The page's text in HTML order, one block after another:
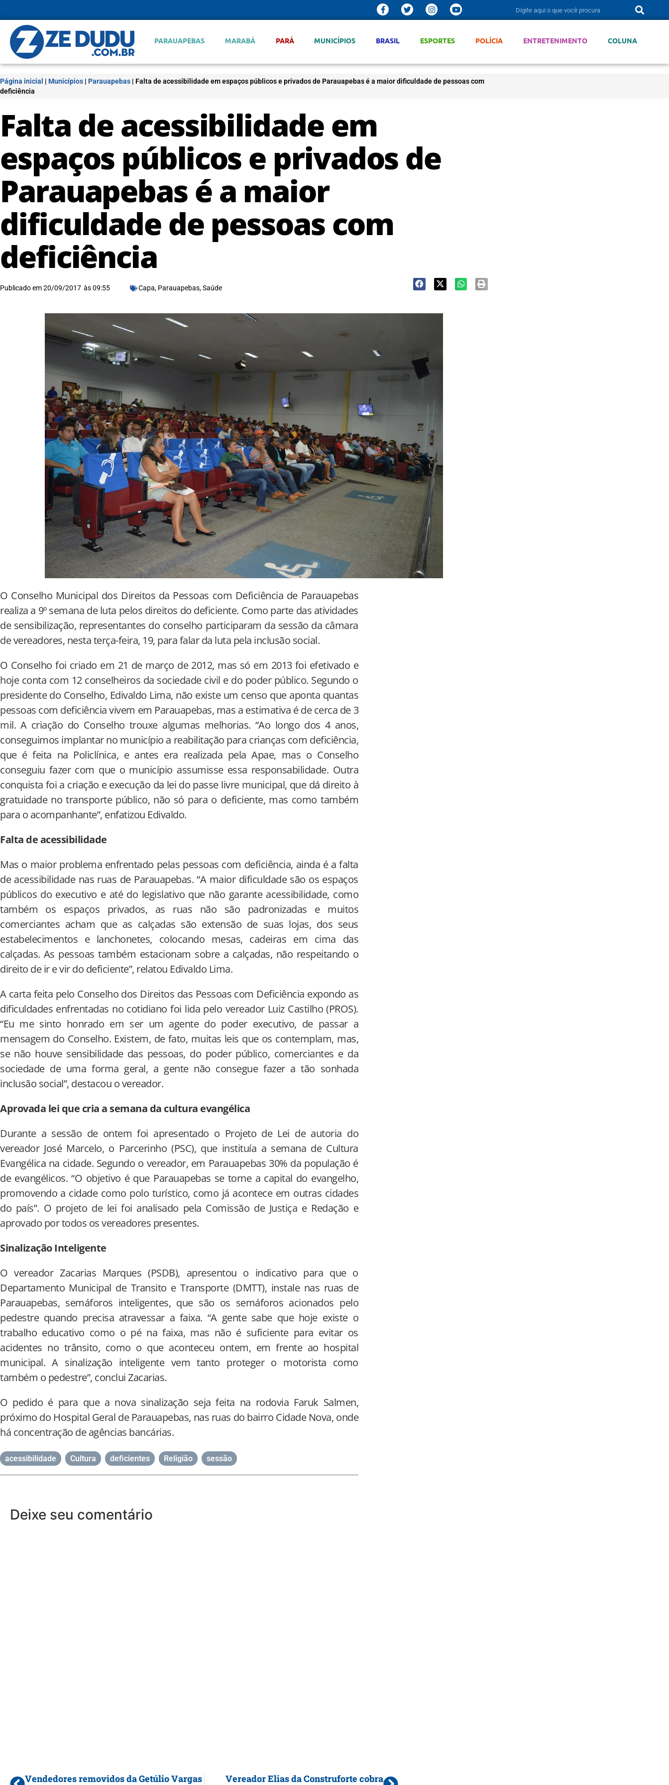
PARAUAPEBAS MARABÁ PARÁ MUNICÍPIOS BRASIL ESPORTES POLÍCIA ENTRETENIMENTO COLUNA
Página inicial | Municípios | Parauapebas | Falta de acessibilidade em espaços públicos e privados de Parauapebas é a maior dificuldade de pessoas com
deficiência
Falta de acessibilidade em
espaços públicos e privados de
Parauapebas é a maior
dificuldade de pessoas com
deficiência
Publicado em20/09/2017 às09:55 Capa, Parauapebas,Saúde
O Conselho Municipal dos Direitos da Pessoas com Deficiência de Parauapebas
realiza a 9º semana de luta pelos direitos do deficiente. Como parte das atividades
de sensibilização, representantes do conselho participaram da sessão da câmara
de vereadores, nesta terça-feira, 19, para falar da luta pela inclusão social.
O Conselho foi criado em 21 de março de 2012, mas só em 2013 foi efetivado e
hoje conta com 12 conselheiros da sociedade civil e do poder público. Segundo o
presidente do Conselho, Edivaldo Lima, não existe um censo que aponta quantas
pessoas com deficiência vivem em Parauapebas, mas a estimativa é de cerca de 3
mil. A criação do Conselho trouxe algumas melhorias. “Ao longo dos 4 anos,
conseguimos implantar no município a reabilitação para crianças com deficiência,
que é feita na Policlínica, e antes era realizada pela Apae, mas o Conselho
conseguiu fazer com que o município assumisse essa responsabilidade. Outra
conquista foi a criação e execução da lei do passe livre municipal, que dá direito à
gratuidade no transporte público, não só para o deficiente, mas como também
para o acompanhante”, enfatizou Edivaldo.
Falta de acessibilidade
Mas o maior problema enfrentado pelas pessoas com deficiência, ainda é a falta
de acessibilidade nas ruas de Parauapebas. “A maior dificuldade são os espaços
públicos do executivo e até do legislativo que não garante acessibilidade, como
também os espaços privados, as ruas não são padronizadas e muitos
comerciantes acham que as calçadas são extensão de suas lojas, dos seus
estabelecimentos e lanchonetes, colocando mesas, cadeiras em cima das
calçadas. As pessoas também estacionam sobre a calçadas, não respeitando o
direito de ir e vir do deficiente”, relatou Edivaldo Lima.
A carta feita pelo Conselho dos Direitos das Pessoas com Deficiência expondo as
dificuldades enfrentadas no cotidiano foi lida pelo vereador Luiz Castilho (PROS).
“Eu me sinto honrado em ser um agente do poder executivo, de passar a
mensagem do Conselho. Existem, de fato, muitas leis que os contemplam, mas,
se não houve sensibilidade das pessoas, do poder público, comerciantes e da
sociedade de uma forma geral, a gente não consegue fazer a tão sonhada
inclusão social”, destacou o vereador.
Aprovada lei que cria a semana da cultura evangélica
Durante a sessão de ontem foi apresentado o Projeto de Lei de autoria do
vereador José Marcelo, o Parcerinho (PSC), que instituía a semana de Cultura
Evangélica na cidade. Segundo o vereador, em Parauapebas 30% da população é
de evangélicos. “O objetivo é que Parauapebas se torne a capital do evangelho,
promovendo a cidade como polo turístico, como já acontece em outras cidades
do país”. O projeto de lei foi analisado pela Comissão de Justiça e Redação e
aprovado por todos os vereadores presentes.
Sinalização Inteligente
O vereador Zacarias Marques (PSDB), apresentou o indicativo para que o
Departamento Municipal de Transito e Transporte (DMTT), instale nas ruas de
Parauapebas, semáforos inteligentes, que são os semáforos acionados pelo
pedestre quando precisa atravessar a faixa. “A gente sabe que hoje existe o
trabalho educativo como o pé na faixa, mas não é suficiente para evitar os
acidentes no trânsito, como o que aconteceu ontem, em frente ao hospital
municipal. A sinalização inteligente vem tanto proteger o motorista como
também o pedestre”, conclui Zacarias.
O pedido é para que a nova sinalização seja feita na rodovia Faruk Salmen,
próximo do Hospital Geral de Parauapebas, nas ruas do bairro Cidade Nova, onde
há concentração de agências bancárias.
acessibilidade Cultura deficientes Religião sessão
Deixe seu comentário
Vendedores removidos da Getúlio Vargas
Vereador Elias da Construforte cobra